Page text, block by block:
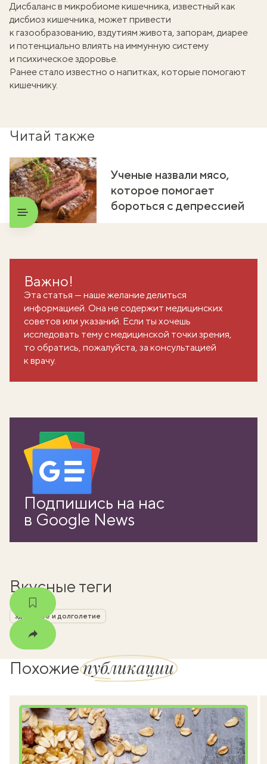
Дисбаланс в микробиоме кишечника, известный как
дисбиоз кишечника, может привести
к газообразованию, вздутиям живота, запорам, диарее
и потенциально влиять на иммунную систему
и психическое здоровье.
Ранее стало известно о напитках, которые помогают
кишечнику.
Читай также
Ученые назвали мясо,
которое помогает
бороться с депрессией
Важно!
Эта статья — наше желание делиться
информацией. Она не содержит медицинских
советов или указаний. Если ты хочешь
исследовать тему с медицинской точки зрения,
то обратись, пожалуйста, за консультацией
к врачу.
Подпишись на нас
в Google News
Вкусные теги
здоровье и долголетие
Похожиепубликации